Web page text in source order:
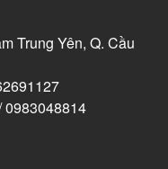
Trung Yên, Q. Cầu
0983048814